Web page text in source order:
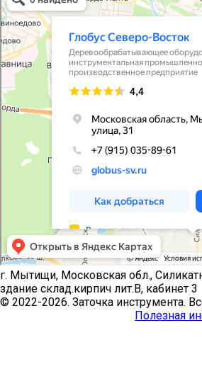
г. Мытищи, Московская обл.,
здание склад.кирпич лит.В, кабинет 3
© 2022-2026. Заточка инструмента.
Полезная